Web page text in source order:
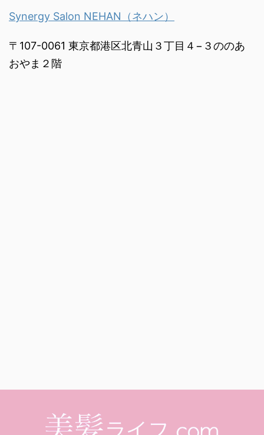
Synergy Salon NEHAN（ネハン）
〒107-0061 東京都港区北青山３丁目４−３ののあ
おやま２階